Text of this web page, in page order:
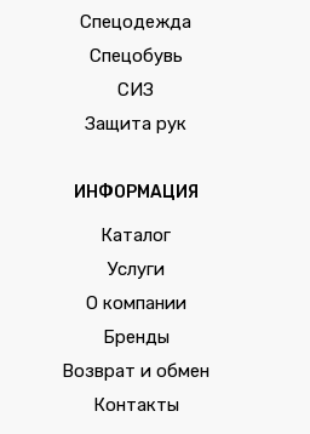
Спецодежда
Спецобувь
СИЗ
Защита рук
ИНФОРМАЦИЯ
Каталог
Услуги
О компании
Бренды
Возврат и обмен
Контакты